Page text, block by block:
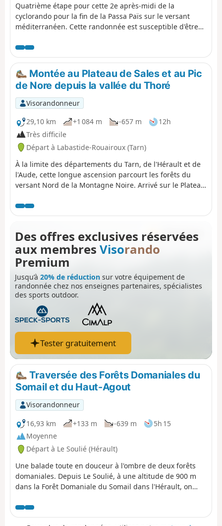
Quatrième étape pour cette 2e après-midi de la
cyclorando pour la fin de la Passa Païs sur le versant
méditerranéen. Cette randonnée est susceptible d'être
Pensez à consulter la carte.
Montée au Plateau de Sales et au Pic
de Nore depuis la vallée du Thoré
Visorandonneur
29,10 km
+1 084 m -657 m
12h
Très difficile
Départ à Labastide-Rouairoux (Tarn)
À la limite des départements du Tarn, de l'Hérault et de
l'Aude, cette longue ascension parcourt les forêts du
versant Nord de la Montagne Noire. Arrivé sur le Plateau
hameaux typiques. On retrouve ensuite la solitude le
long du Parc Naturel Régional du Haut-Languedoc avec
genêts et les bruyères de la descente du versant Sud du
Pic de Nore, on découvre le Minervois et on aperçoit les
Pyrénées.
Des offres exclusives réservées
aux membres Visorando
Premium
Jusqu’à 20% de réduction sur votre équipement de
randonnée chez nos enseignes partenaires, spécialistes
des sports outdoor.
Tester gratuitement
Traversée des Forêts Domaniales du
Somail et du Haut-Agout
Visorandonneur
16,93 km
+133 m -639 m
5h 15
Moyenne
Départ à Le Soulié (Hérault)
Une balade toute en douceur à l'ombre de deux forêts
domaniales. Depuis Le Soulié, à une altitude de 900 m
dans la Forêt Domaniale du Somail dans l'Hérault, on
la Forêt Domaniale du Haut-Agout dans le Tarn. Ici, le
Parc Naturel Régional du Haut-Languedoc cache une